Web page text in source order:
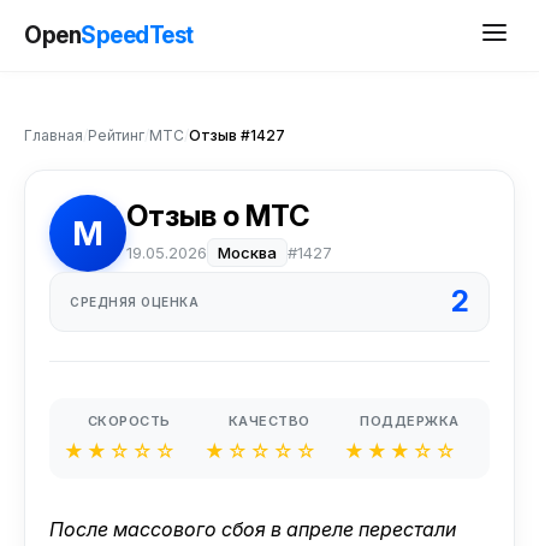
OpenSpeedTest
Главная Рейтинг МТС Отзыв #1427
М Отзыв о МТС
19.05.2026 Москва #1427
2
СРЕДНЯЯ ОЦЕНКА
СКОРОСТЬ
★★☆☆☆
КАЧЕСТВО
★☆☆☆☆
ПОДДЕРЖКА
★★★☆☆
После массового сбоя в апреле перестали